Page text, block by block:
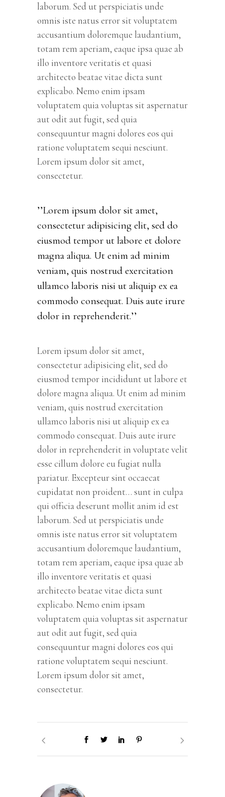
laborum. Sed ut perspiciatis unde
omnis iste natus error sit voluptatem
accusantium doloremque laudantium,
totam rem aperiam, eaque ipsa quae ab
illo inventore veritatis et quasi
architecto beatae vitae dicta sunt
explicabo. Nemo enim ipsam
voluptatem quia voluptas sit aspernatur
aut odit aut fugit, sed quia
consequuntur magni dolores eos qui
ratione voluptatem sequi nesciunt.
Lorem ipsum dolor sit amet,
consectetur.
’’Lorem ipsum dolor sit amet,
consectetur adipisicing elit, sed do
eiusmod tempor ut labore et dolore
magna aliqua. Ut enim ad minim
veniam, quis nostrud exercitation
ullamco laboris nisi ut aliquip ex ea
commodo consequat. Duis aute irure
dolor in reprehenderit.’’
Lorem ipsum dolor sit amet,
consectetur adipisicing elit, sed do
eiusmod tempor incididunt ut labore et
dolore magna aliqua. Ut enim ad minim
veniam, quis nostrud exercitation
ullamco laboris nisi ut aliquip ex ea
commodo consequat. Duis aute irure
dolor in reprehenderit in voluptate velit
esse cillum dolore eu fugiat nulla
pariatur. Excepteur sint occaecat
cupidatat non proident… sunt in culpa
qui officia deserunt mollit anim id est
laborum. Sed ut perspiciatis unde
omnis iste natus error sit voluptatem
accusantium doloremque laudantium,
totam rem aperiam, eaque ipsa quae ab
illo inventore veritatis et quasi
architecto beatae vitae dicta sunt
explicabo. Nemo enim ipsam
voluptatem quia voluptas sit aspernatur
aut odit aut fugit, sed quia
consequuntur magni dolores eos qui
ratione voluptatem sequi nesciunt.
Lorem ipsum dolor sit amet,
consectetur.